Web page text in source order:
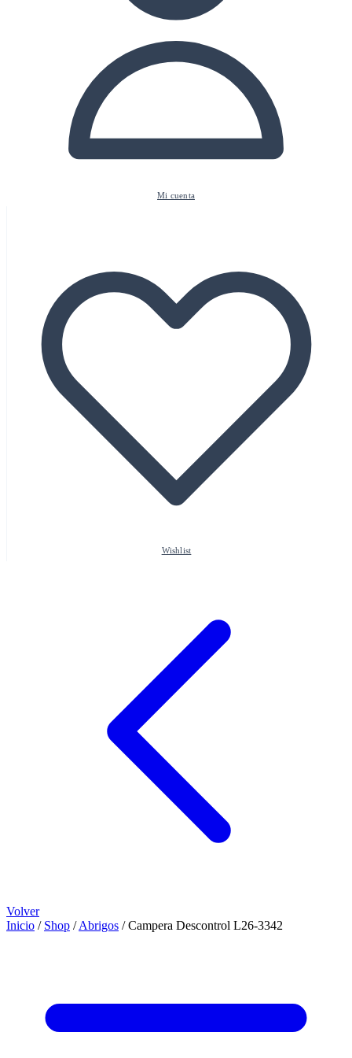
Mi cuenta
Wishlist
Volver
Inicio / Shop / Abrigos / Campera Descontrol L26-3342